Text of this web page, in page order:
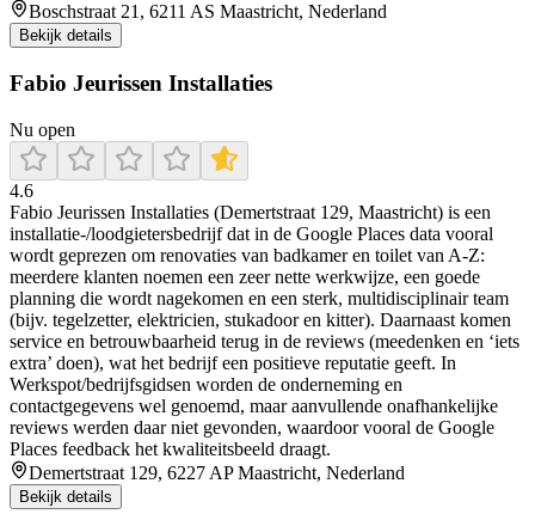
Boschstraat 21, 6211 AS Maastricht, Nederland
Bekijk details
Fabio Jeurissen Installaties
Nu open
4.6
Fabio Jeurissen Installaties (Demertstraat 129, Maastricht) is een
installatie-/loodgietersbedrijf dat in de Google Places data vooral
wordt geprezen om renovaties van badkamer en toilet van A-Z:
meerdere klanten noemen een zeer nette werkwijze, een goede
planning die wordt nagekomen en een sterk, multidisciplinair team
(bijv. tegelzetter, elektricien, stukadoor en kitter). Daarnaast komen
service en betrouwbaarheid terug in de reviews (meedenken en ‘iets
extra’ doen), wat het bedrijf een positieve reputatie geeft. In
Werkspot/bedrijfsgidsen worden de onderneming en
contactgegevens wel genoemd, maar aanvullende onafhankelijke
reviews werden daar niet gevonden, waardoor vooral de Google
Places feedback het kwaliteitsbeeld draagt.
Demertstraat 129, 6227 AP Maastricht, Nederland
Bekijk details